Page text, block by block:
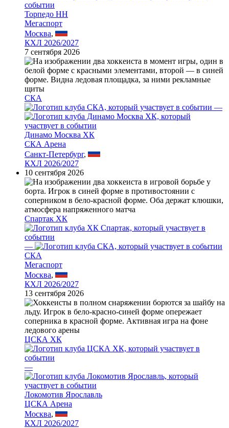
Торпедо НН
Мегаспорт
Москва,
КХЛ 2026/2027
7 сентября 2026
СКА
—
Динамо Москва ХК
СКА Арена
Санкт-Петербург,
КХЛ 2026/2027
10 сентября 2026
Спартак ХК
—
СКА
Мегаспорт
Москва,
КХЛ 2026/2027
13 сентября 2026
ЦСКА ХК
—
Локомотив Ярославль
ЦСКА Арена
Москва,
КХЛ 2026/2027